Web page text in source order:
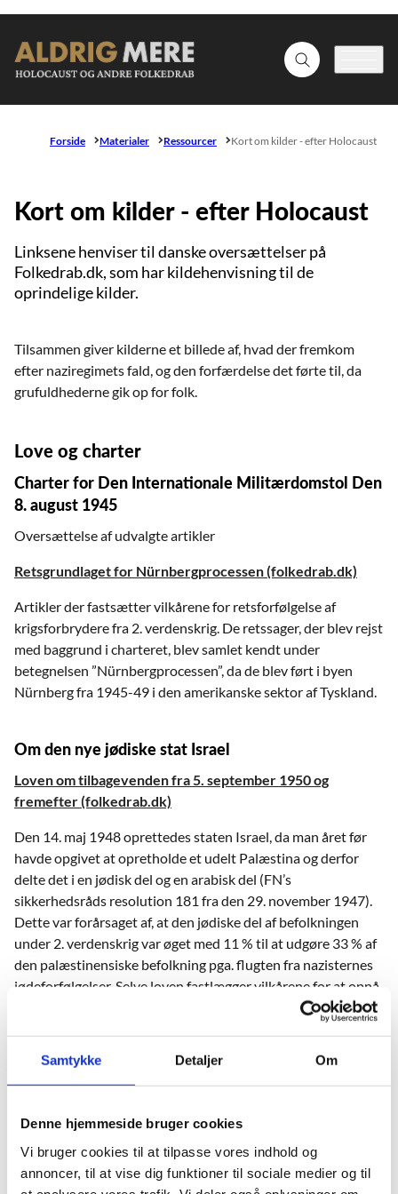
Samtykke Detaljer Om
Denne hjemmeside bruger cookies
Vi bruger cookies til at tilpasse vores indhold og
annoncer, til at vise dig funktioner til sociale medier og til
Gå til forsiden Fold søgefelt ud
Forside Materialer Ressourcer Kort om kilder - efter Holocaust
Kort om kilder - efter Holocaust
Linksene henviser til danske oversættelser på
Folkedrab.dk, som har kildehenvisning til de
oprindelige kilder.
Tilsammen giver kilderne et billede af, hvad der fremkom
efter naziregimets fald, og den forfærdelse det førte til, da
grufuldhederne gik op for folk.
Love og charter
Charter for Den Internationale Militærdomstol Den
8. august 1945
Oversættelse af udvalgte artikler
Retsgrundlaget for Nürnbergprocessen (folkedrab.dk)
Artikler der fastsætter vilkårene for retsforfølgelse af
krigsforbrydere fra 2. verdenskrig. De retssager, der blev rejst
med baggrund i charteret, blev samlet kendt under
betegnelsen ”Nürnbergprocessen”, da de blev ført i byen
Nürnberg fra 1945-49 i den amerikanske sektor af Tyskland.
Om den nye jødiske stat Israel
Loven om tilbagevenden fra 5. september 1950 og
fremefter (folkedrab.dk)
Den 14. maj 1948 oprettedes staten Israel, da man året før
havde opgivet at opretholde et udelt Palæstina og derfor
delte det i en jødisk del og en arabisk del (FN’s
sikkerhedsråds resolution 181 fra den 29. november 1947).
Dette var forårsaget af, at den jødiske del af befolkningen
under 2. verdenskrig var øget med 11 % til at udgøre 33 % af
den palæstinensiske befolkning pga. flugten fra nazisternes
jødeforfølgelser. Selve loven fastlægger vilkårene for at opnå
statsborgerskab i Israel. En række senere tillæg definerer,
En række internationale dokumenter, der
FNs folkedrabskonvention, Stockholmerklæringen og